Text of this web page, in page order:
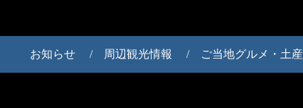
お知らせ 周辺観光情報 ご当地グルメ・土産